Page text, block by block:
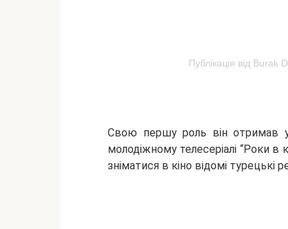
Публікація від
Свою першу роль він отримав у
молодіжному телесеріалі “Роки в
зніматися в кіно відомі турецькі